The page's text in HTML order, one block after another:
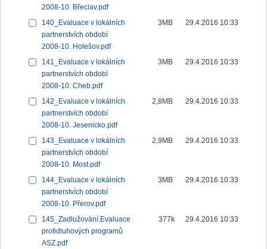
2008-10. Břeclav.pdf
140_Evaluace v lokálních
partnerstvích období
2008-10. Holešov.pdf
3MB 29.4.2016 10:33
141_Evaluace v lokálních
partnerstvích období
2008-10. Cheb.pdf
3MB 29.4.2016 10:33
142_Evaluace v lokálních
partnerstvích období
2008-10. Jesenicko.pdf
2,8MB 29.4.2016 10:33
143_Evaluace v lokálních
partnerstvích období
2008-10. Most.pdf
2,9MB 29.4.2016 10:33
144_Evaluace v lokálních
partnerstvích období
2008-10. Přerov.pdf
3MB 29.4.2016 10:33
145_Zadlužování.Evaluace
protidluhových programů
ASZ.pdf
377k 29.4.2016 10:33